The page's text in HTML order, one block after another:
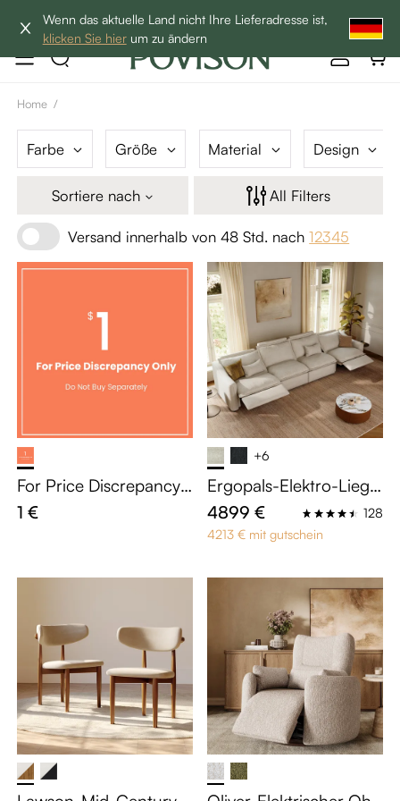
Wenn das aktuelle Land nicht Ihre Lieferadresse ist,
klicken Sie hierum zu ändern
Hottest Bundles| 12% Auf Beliebte Bundles→
Home /
Farbe Größe Material Design
Sortiere nach All Filters
Versand innerhalb von 48 Std. nach 12345
For Price Discrepancy
Only Not Buy Separatel
y-price_1
1 €
+6
Ergopals-Elektro-Liege
sofa
4899 €
128
4213 € mit gutschein